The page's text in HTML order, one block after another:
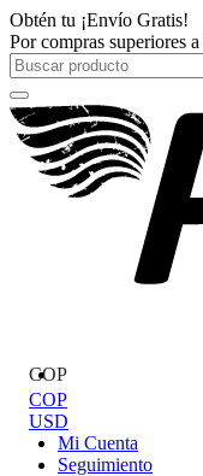
Ir
al
contenido
Obtén tu ¡Envío Gratis!
Por compras superiores a
Search
...
COP
COP
USD
Mi Cuenta
Seguimiento